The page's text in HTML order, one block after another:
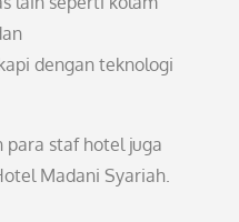
dengan teknologi
para staf hotel juga
Madani Syariah.